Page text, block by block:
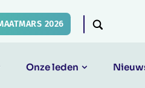
2026
Onze leden